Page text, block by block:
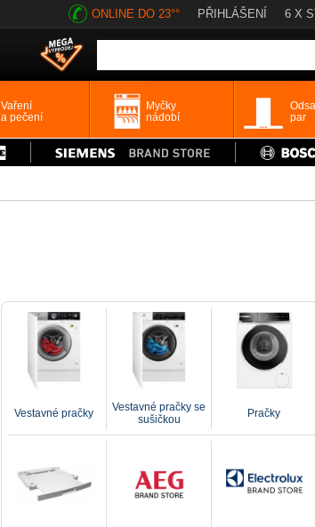
ONLINE DO 23°° PŘIHLÁŠENÍ 6 X
Vaření
a pečení
Myčky
nádobí
par
Vestavné pračky
Vestavné pračky se
sušičkou
Pračky